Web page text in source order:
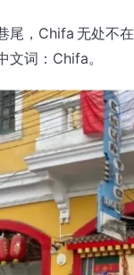
尾，Chifa 无处不
文词：Chifa。